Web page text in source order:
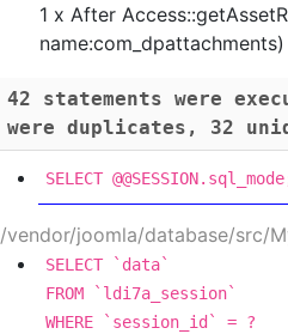
1 x After
name:com_dpattachments)
42 statements were
were duplicates , 32
SELECT @@SESSION
joomla/database/src/
SELECT
FROM
WHERE `session_id` = ?